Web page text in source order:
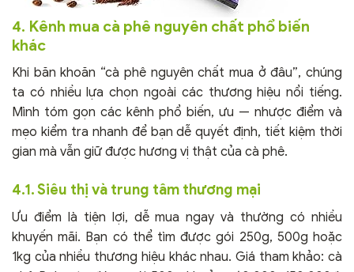
4. Kênh mua cà phê nguyên chất phổ biến
khác
Khi băn khoăn “cà phê nguyên chất mua ở đâu”, chúng
ta có nhiều lựa chọn ngoài các thương hiệu nổi tiếng.
Mình tóm gọn các kênh phổ biến, ưu — nhược điểm và
mẹo kiểm tra nhanh để bạn dễ quyết định, tiết kiệm thời
gian mà vẫn giữ được hương vị thật của cà phê.
4.1. Siêu thị và trung tâm thương mại
Ưu điểm là tiện lợi, dễ mua ngay và thường có nhiều
khuyến mãi. Bạn có thể tìm được gói 250g, 500g hoặc
1kg của nhiều thương hiệu khác nhau. Giá tham khảo: cà